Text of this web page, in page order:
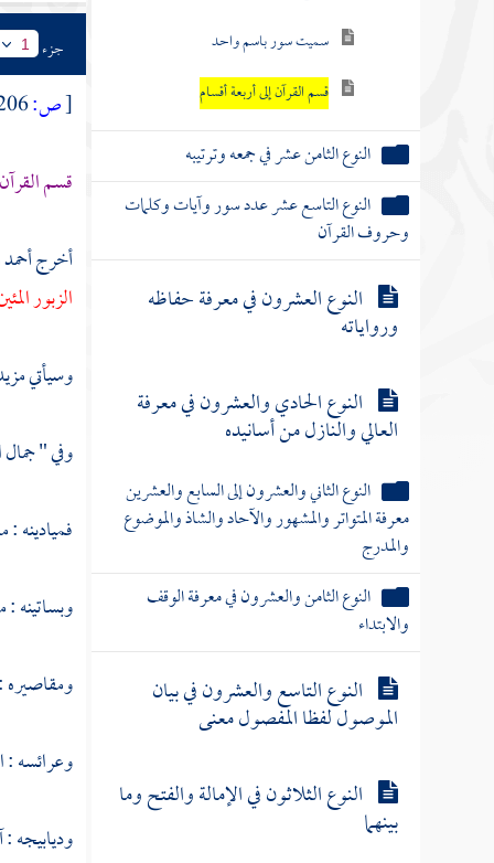
سميت سور باسم واحد
قسم القرآن إلى أربعة أقسام
النوع الثامن عشر في جمعه وترتيبه
النوع التاسع عشر عدد سور وآيات وكلمات
وحروف القرآن
النوع العشرون في معرفة حفاظه
ورواياته
النوع الحادي والعشرون في معرفة
العالي والنازل من أسانيده
النوع الثاني والعشرون إلى السابع والعشرين
معرفة المتواتر والمشهور والآحاد والشاذ والموضوع
والمدرج
النوع الثامن والعشرون في معرفة الوقف
والابتداء
النوع التاسع والعشرون في بيان
الموصول لفظا المفصول معنى
النوع الثلاثون في الإمالة والفتح وما
بينهما
جزء 1
[ص:
قسم
أخرجأحمد
الزبور
وسيأتي
وفي "
فميادينه
وبساتينه
وعرائسه
وديابيجه